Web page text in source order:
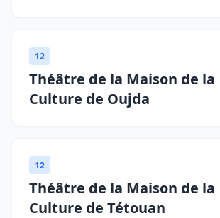
12
Théâtre de la Maison de la
Culture de Oujda
12
Théâtre de la Maison de la
Culture de Tétouan